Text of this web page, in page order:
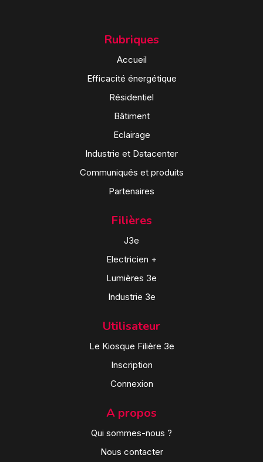
Rubriques
Accueil
Efficacité énergétique
Résidentiel
Bâtiment
Eclairage
Industrie et Datacenter
Communiqués et produits
Partenaires
Filières
J3e
Electricien +
Lumières 3e
Industrie 3e
Utilisateur
Le Kiosque Filière 3e
Inscription
Connexion
A propos
Qui sommes-nous ?
Nous contacter